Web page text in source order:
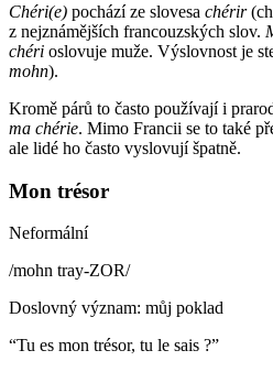
Chéri(e) pochází ze slovesa chérir
z nejznámějších francouzských slov.
chéri oslovuje muže. Výslovnost je
mohn).
Kromě párů to často používají i
ma chérie. Mimo Francii se to také
ale lidé ho často vyslovují špatně.
Mon trésor
Neformální
/mohn tray-ZOR/
Doslovný význam: můj poklad
“Tu es mon trésor, tu le sais ?”